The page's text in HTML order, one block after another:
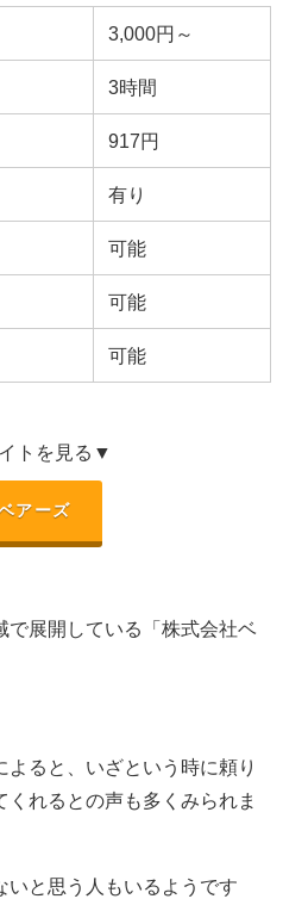
3,000円～
3時間
917円
有り
可能
可能
可能
トを見る▼
アーズ
で展開している「 株式会社ベ
ると、いざという時に頼り
れるとの声も多くみられま
いと思う人もいるようです